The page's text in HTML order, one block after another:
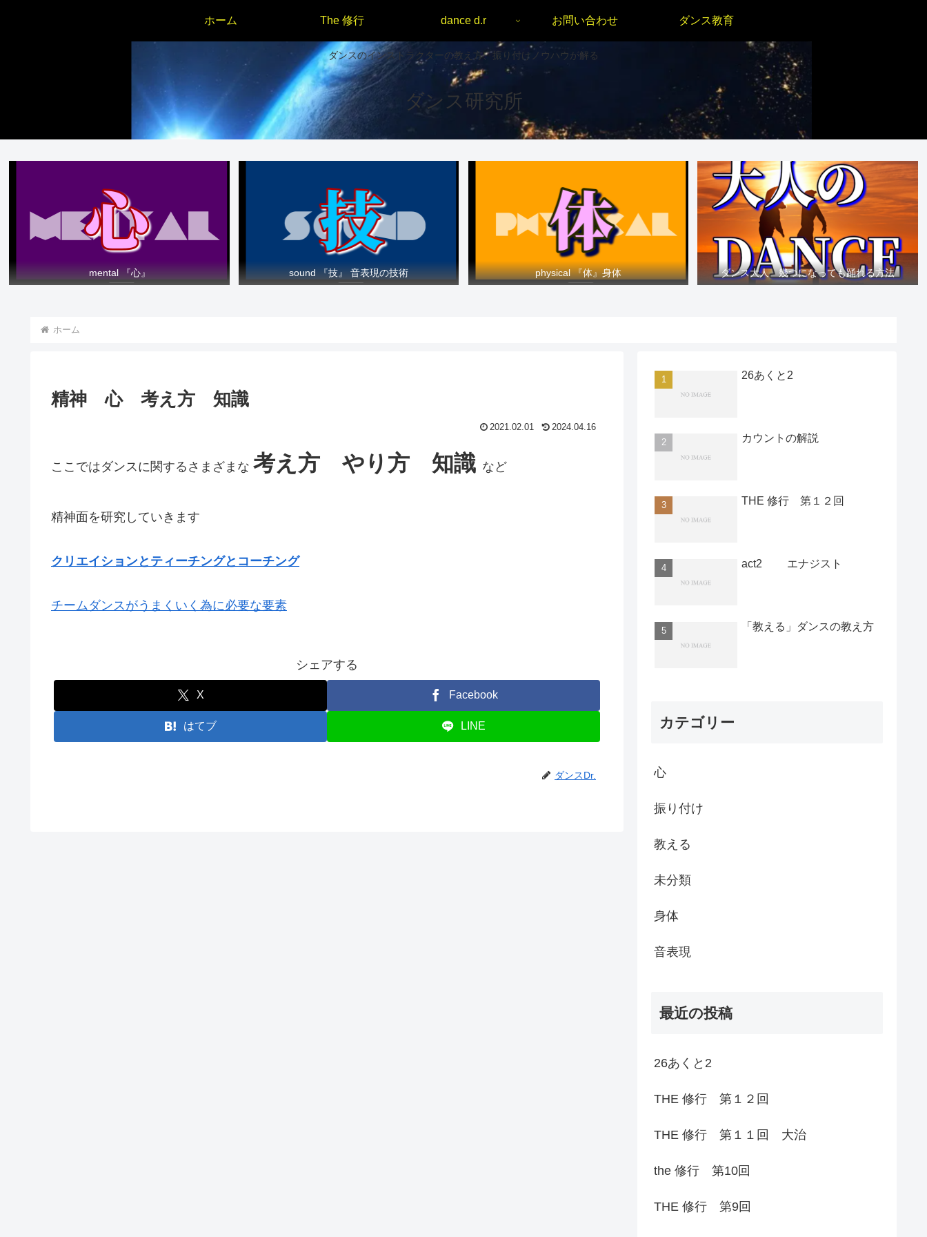
ダンスのインストラクターの教え方、振り付けノウハウが解る
ダンス研究所
ホーム The 修行 dance d.r お問い合わせ ダンス教育
mental 『心』 sound 『技』 音表現の技術 physical 『体』身体 ダンス大人 幾つになっても踊れる方法
ホーム
精神 心 考え方 知識
2021.02.01 2024.04.16
ここではダンスに関するさまざまな 考え方 やり方 知識 など
精神面を研究していきます
クリエイションとティーチングとコーチング
チームダンスがうまくいく為に必要な要素
シェアする
X Facebook
はてブ LINE
ダンスDr.
26あくと2
カウントの解説
THE 修行 第１２回
act2 エナジスト
「教える」ダンスの教え方
カテゴリー
心
振り付け
教える
未分類
身体
音表現
最近の投稿
26あくと2
THE 修行 第１２回
THE 修行 第１１回 大治
the 修行 第10回
THE 修行 第9回